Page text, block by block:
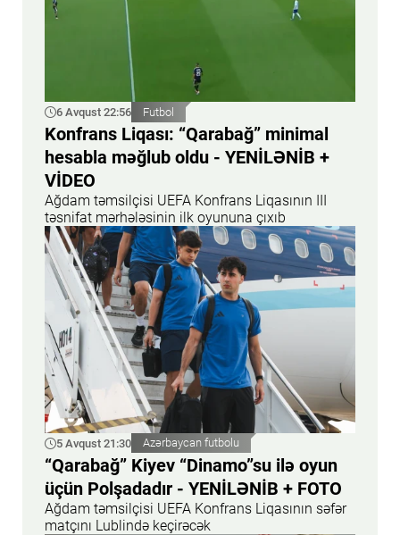
6 Avqust 22:56 Futbol
Konfrans Liqası: “Qarabağ” minimal
hesabla məğlub oldu - YENİLƏNİB +
VİDEO
Ağdam təmsilçisi UEFA Konfrans Liqasının III
təsnifat mərhələsinin ilk oyununa çıxıb
5 Avqust 21:30 Azərbaycan futbolu
“Qarabağ” Kiyev “Dinamo”su ilə oyun
üçün Polşadadır - YENİLƏNİB + FOTO
Ağdam təmsilçisi UEFA Konfrans Liqasının səfər
matçını Lublində keçirəcək